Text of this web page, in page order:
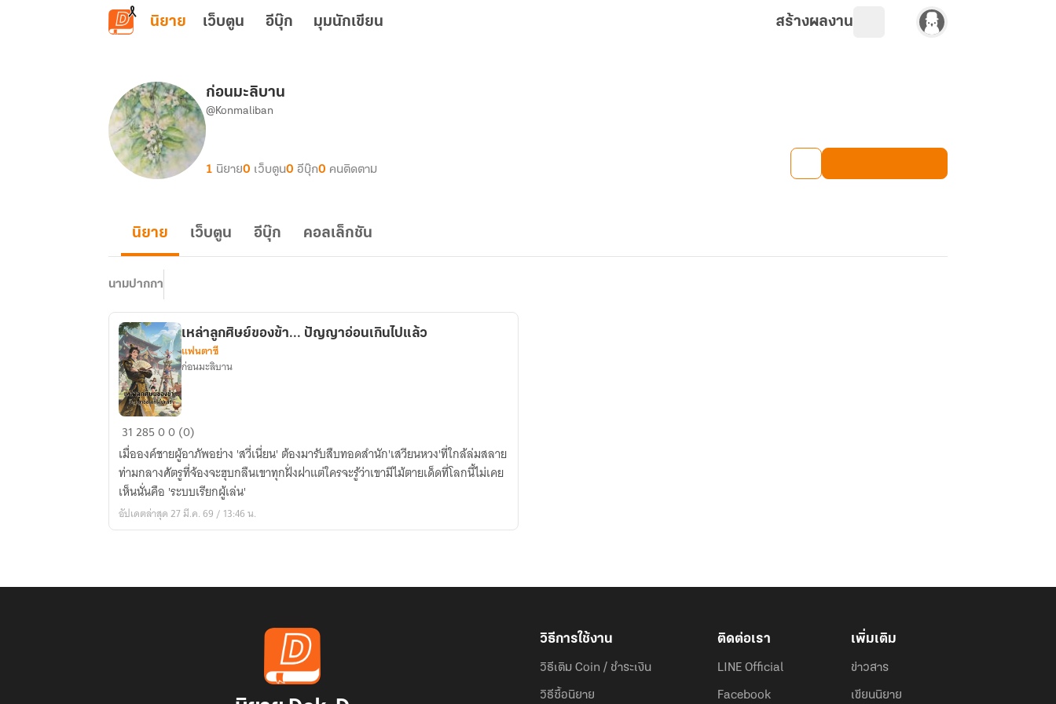
ข้ามไปยังเนื้อหาหลัก
นิยาย เว็บตูน อีบุ๊ก มุมนักเขียน สร้างผลงาน
ก่อนมะลิบาน
@Konmaliban
1 นิยาย0 เว็บตูน0 อีบุ๊ก0 คนติดตาม
นิยาย เว็บตูน อีบุ๊ก คอลเล็กชัน
นามปากกา
เหล่า
ลูก
ศิษย์
ของ
ข้า...
ปัญญาอ่อน
เหล่าลูกศิษย์ของข้า... ปัญญาอ่อนเกินไปแล้ว
แฟนตาซี
ก่อนมะลิบาน
3128500 (0)
เมื่อองค์ชายผู้อาภัพอย่าง 'สวี่เนี่ยน' ต้องมารับสืบทอดสำนัก'เสวียนหวง'ที่ใกล้ล่มสลาย
ท่ามกลางศัตรูที่จ้องจะฮุบกลืนเขาทุกฝั่งฝาแต่ใครจะรู้ว่าเขามีไม้ตายเด็ดที่โลกนี้ไม่เคย
เห็นนั่นคือ 'ระบบเรียกผู้เล่น'
อัปเดตล่าสุด 27 มี.ค. 69 / 13:46 น.
วิธีการใช้งาน
วิธีเติม Coin / ชำระเงิน
วิธีซื้อนิยาย
ติดต่อเรา
LINE Official
Facebook
เพิ่มเติม
ข่าวสาร
เขียนนิยาย